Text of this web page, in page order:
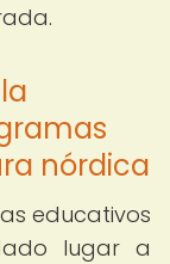
nórdica
educativos
lugar a